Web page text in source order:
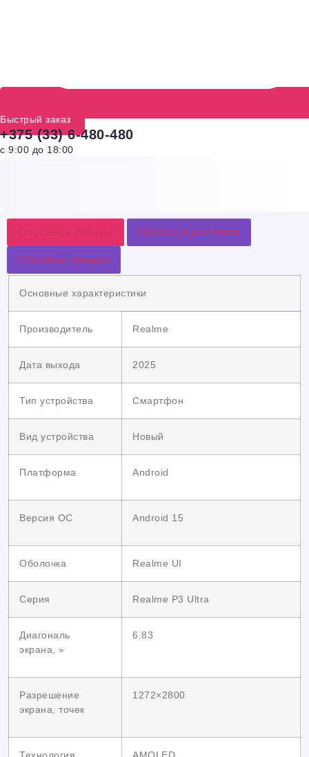
Быстрый заказ
+375 (33) 6-480-480
с 9:00 до 18:00
Описание товара Оплата и доставка
Похожие товары
Основные характеристики
Производитель Realme
Дата выхода 2025
Тип устройства Смартфон
Вид устройства Новый
Платформа Android
Версия ОС Android 15
Оболочка Realme UI
Серия Realme P3 Ultra
Диагональ
экрана, »
6.83
Разрешение
экрана, точек
1272×2800
Технология AMOLED